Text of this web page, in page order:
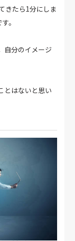
きたら1分にしま
。
自分のイメージ
とはないと思い